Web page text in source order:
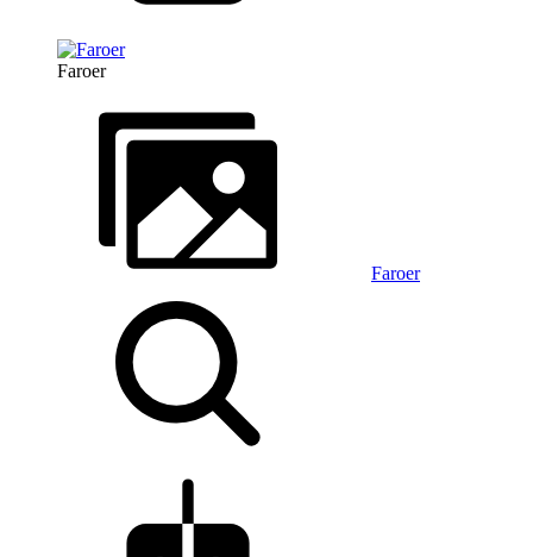
Faroer
Faroer